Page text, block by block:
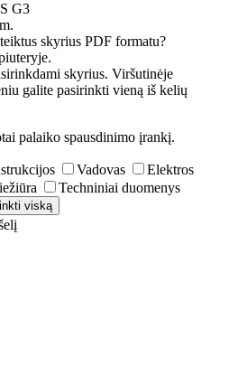
G3
skyrius PDF formatu?
skyrius. Viršutinėje
galite pasirinkti vieną iš kelių
palaiko spausdinimo įrankį.
Vadovas
Elektros
Techniniai duomenys
viską